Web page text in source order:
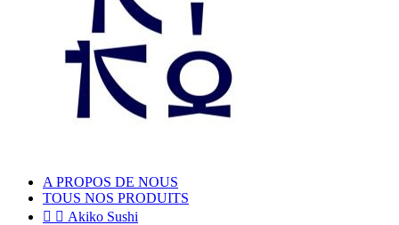
A PROPOS DE NOUS
TOUS NOS PRODUITS
  Akiko Sushi